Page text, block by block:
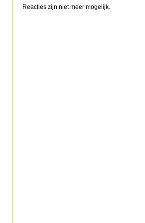
Reacties zijn niet meer mogelijk.